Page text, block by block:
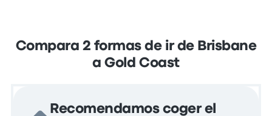
Compara 2 formas de ir de Brisbane
a Gold Coast
Recomendamos coger el